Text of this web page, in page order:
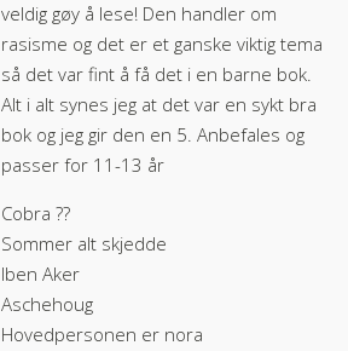
veldig gøy å lese! Den handler om
rasisme og det er et ganske viktig tema
så det var fint å få det i en barne bok.
Alt i alt synes jeg at det var en sykt bra
bok og jeg gir den en 5. Anbefales og
passer for 11-13 år
Cobra ??
Sommer alt skjedde
Iben Aker
Aschehoug
Hovedpersonen er nora